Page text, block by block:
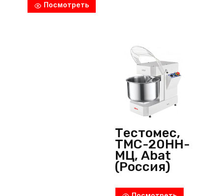
Посмотреть
Тестомес,
ТМС-20НН-
МЦ, Abat
(Россия)